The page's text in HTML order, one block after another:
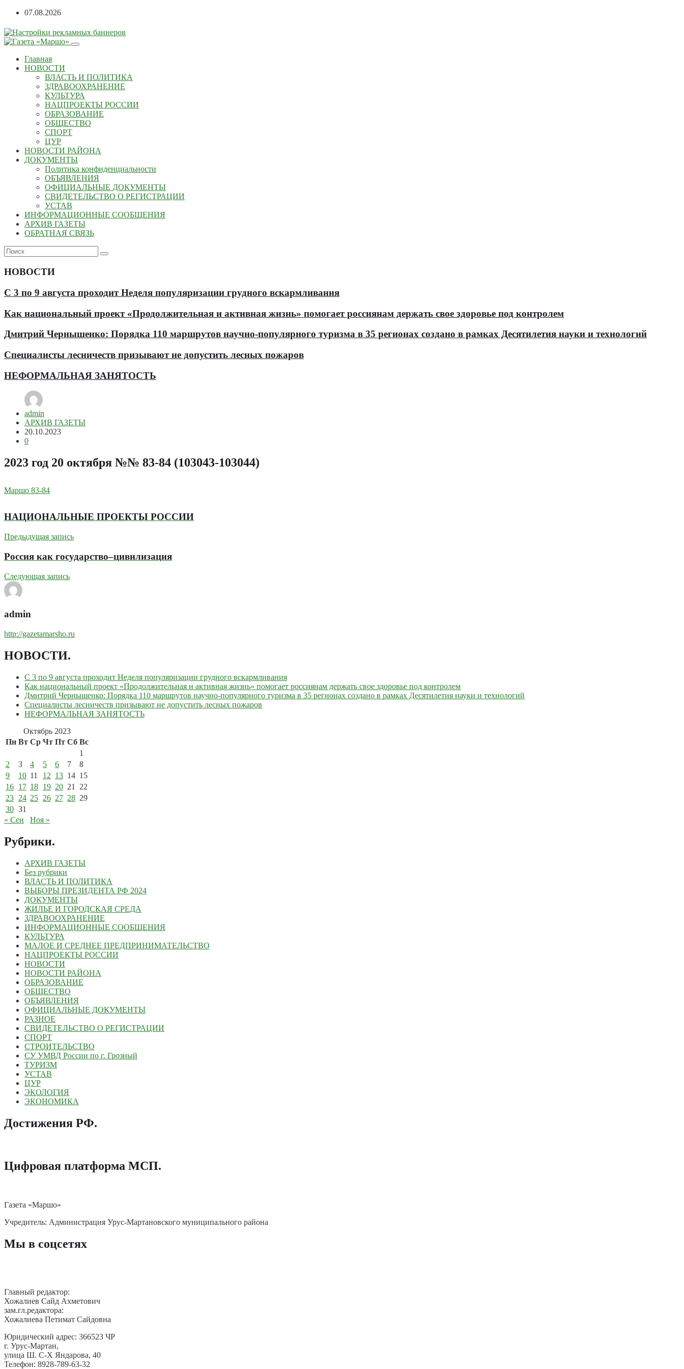
Перейти
содержанию
07.08.2026
Главная
НОВОСТИ
ВЛАСТЬ И ПОЛИТИКА
ЗДРАВООХРАНЕНИЕ
КУЛЬТУРА
НАЦПРОЕКТЫ РОССИИ
ОБРАЗОВАНИЕ
ОБЩЕСТВО
СПОРТ
ЦУР
НОВОСТИ РАЙОНА
ДОКУМЕНТЫ
Политика конфиденциальности
ОБЪЯВЛЕНИЯ
ОФИЦИАЛЬНЫЕ ДОКУМЕНТЫ
СВИДЕТЕЛЬСТВО О РЕГИСТРАЦИИ
УСТАВ
ИНФОРМАЦИОННЫЕ СООБЩЕНИЯ
АРХИВ ГАЗЕТЫ
ОБРАТНАЯ СВЯЗЬ
НОВОСТИ
С 3 по 9 августа проходит Неделя популяризации грудного вскармливания
Как национальный проект «Продолжительная и активная жизнь» помогает россиянам держать свое здоровье под контролем
Дмитрий Чернышенко: Порядка 110 маршрутов научно-популярного туризма в 35 регионах создано в рамках Десятилетия науки и технологий
Специалисты лесничеств призывают не допустить лесных пожаров
НЕФОРМАЛЬНАЯ ЗАНЯТОСТЬ
admin
АРХИВ ГАЗЕТЫ
20.10.2023
0
2023 год 20 октября №№ 83-84 (103043-103044)
Маршо 83-84
НАЦИОНАЛЬНЫЕ ПРОЕКТЫ РОССИИ
Предыдущая запись
Россия как государство–цивилизация
Следующая запись
admin
http://gazetamarsho.ru
НОВОСТИ.
С 3 по 9 августа проходит Неделя популяризации грудного вскармливания
Как национальный проект «Продолжительная и активная жизнь» помогает россиянам держать свое здоровье под контролем
Дмитрий Чернышенко: Порядка 110 маршрутов научно-популярного туризма в 35 регионах создано в рамках Десятилетия науки и технологий
Специалисты лесничеств призывают не допустить лесных пожаров
НЕФОРМАЛЬНАЯ ЗАНЯТОСТЬ
Октябрь 2023
Пн Вт Ср Чт Пт Сб Вс
1
2
3 4 5 6 7
8
9
10 11 12 13 14 15
16 17 18 19 20 21
22
23 24 25 26 27 28 29
30 31
« Сен
Ноя »
Рубрики.
АРХИВ ГАЗЕТЫ
Без рубрики
ВЛАСТЬ И ПОЛИТИКА
ВЫБОРЫ ПРЕЗИДЕНТА РФ 2024
ДОКУМЕНТЫ
ЖИЛЬЕ И ГОРОДСКАЯ СРЕДА
ЗДРАВООХРАНЕНИЕ
ИНФОРМАЦИОННЫЕ СООБЩЕНИЯ
КУЛЬТУРА
МАЛОЕ И СРЕДНЕЕ ПРЕДПРИНИМАТЕЛЬСТВО
НАЦПРОЕКТЫ РОССИИ
НОВОСТИ
НОВОСТИ РАЙОНА
ОБРАЗОВАНИЕ
ОБЩЕСТВО
ОБЪЯВЛЕНИЯ
ОФИЦИАЛЬНЫЕ ДОКУМЕНТЫ
РАЗНОЕ
СВИДЕТЕЛЬСТВО О РЕГИСТРАЦИИ
СПОРТ
СТРОИТЕЛЬСТВО
СУ УМВД России по г. Грозный
ТУРИЗМ
УСТАВ
ЦУР
ЭКОЛОГИЯ
ЭКОНОМИКА
Достижения РФ.
Цифровая платформа МСП.
Газета «Маршо»
Учредитель: Администрация Урус-Мартановского муниципального района
Мы в соцсетях
Главный редактор:
Хожалиев Сайд Ахметович
зам.гл.редактора:
Хожалиева Петимат Сайдовна
Юридический адрес: 366523 ЧР
г. Урус-Мартан,
улица Ш. С-Х Яндарова, 40
Телефон: 8928-789-63-32